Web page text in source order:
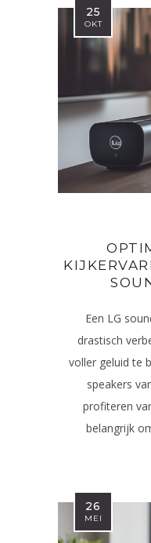
25
OKT
Een LG
drastisch
voller geluid te
speakers
profiteren
belangrijk
26
MEI